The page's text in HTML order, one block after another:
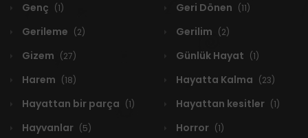
Genç (1) Geri Dönen (11)
Gerileme (2) Gerilim (2)
Gizem (27) Günlük Hayat (1)
Harem (18) Hayatta Kalma (23)
Hayattan bir parça (1) Hayattan kesitler (1)
Hayvanlar (5) Horror (1)